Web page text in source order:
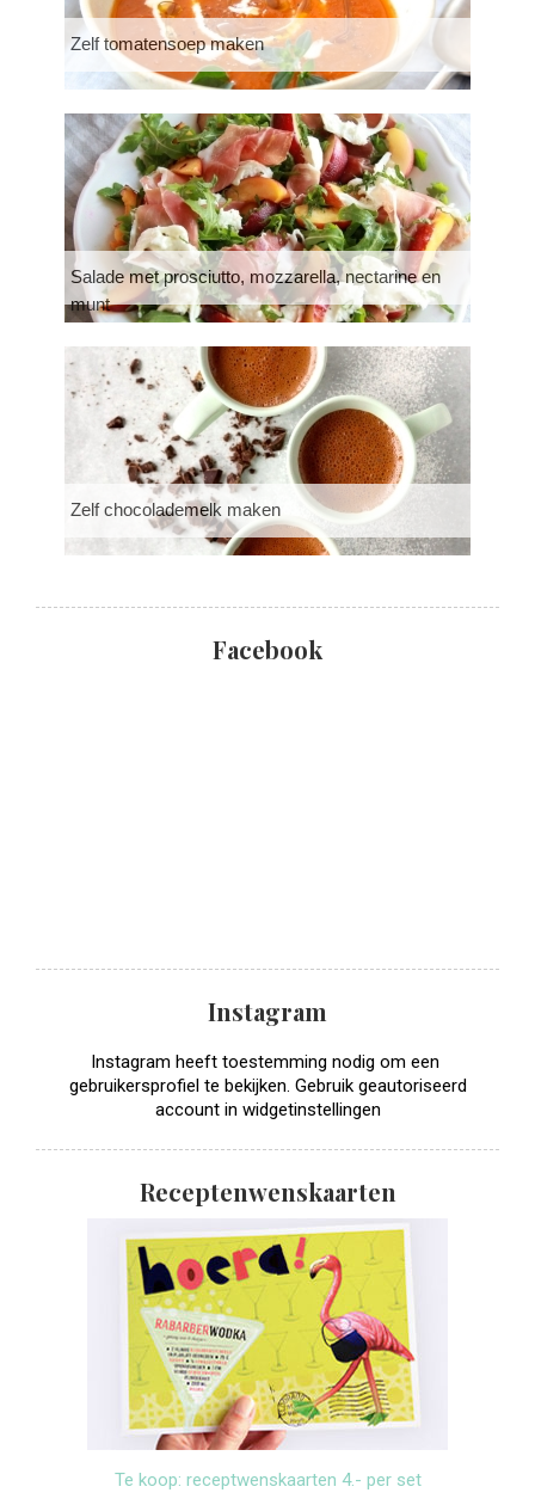
Zelf tomatensoep maken
Salade met prosciutto, mozzarella, nectarine en
munt
Zelf chocolademelk maken
Facebook
Instagram
Instagram heeft toestemming nodig om een ​​
gebruikersprofiel te bekijken. Gebruik geautoriseerd
account in widgetinstellingen
Receptenwenskaarten
Te koop: receptwenskaarten 4.- per set